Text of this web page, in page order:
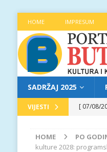
HOME IMPRESUM
SADRŽAJ 2025
VIJESTI [ 07/08/
[ 06/08/
HOME PO
kulture 2028: